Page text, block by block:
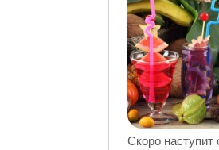
Скоро наступит